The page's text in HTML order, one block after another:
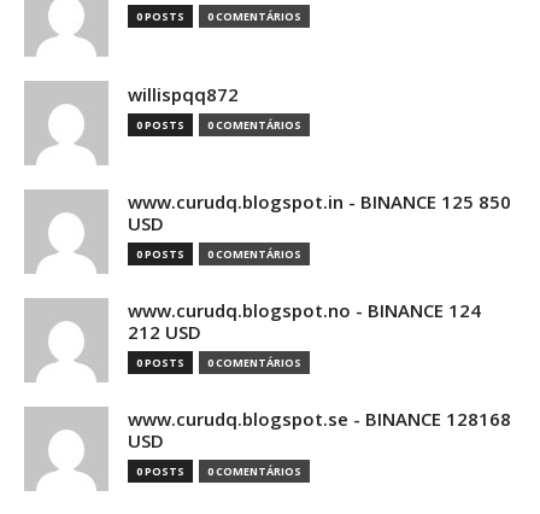
0 POSTS 0 COMENTÁRIOS
willispqq872
0 POSTS 0 COMENTÁRIOS
www.curudq.blogspot.in - BINANCE 125 850
USD
0 POSTS 0 COMENTÁRIOS
www.curudq.blogspot.no - BINANCE 124
212 USD
0 POSTS 0 COMENTÁRIOS
www.curudq.blogspot.se - BINANCE 128168
USD
0 POSTS 0 COMENTÁRIOS